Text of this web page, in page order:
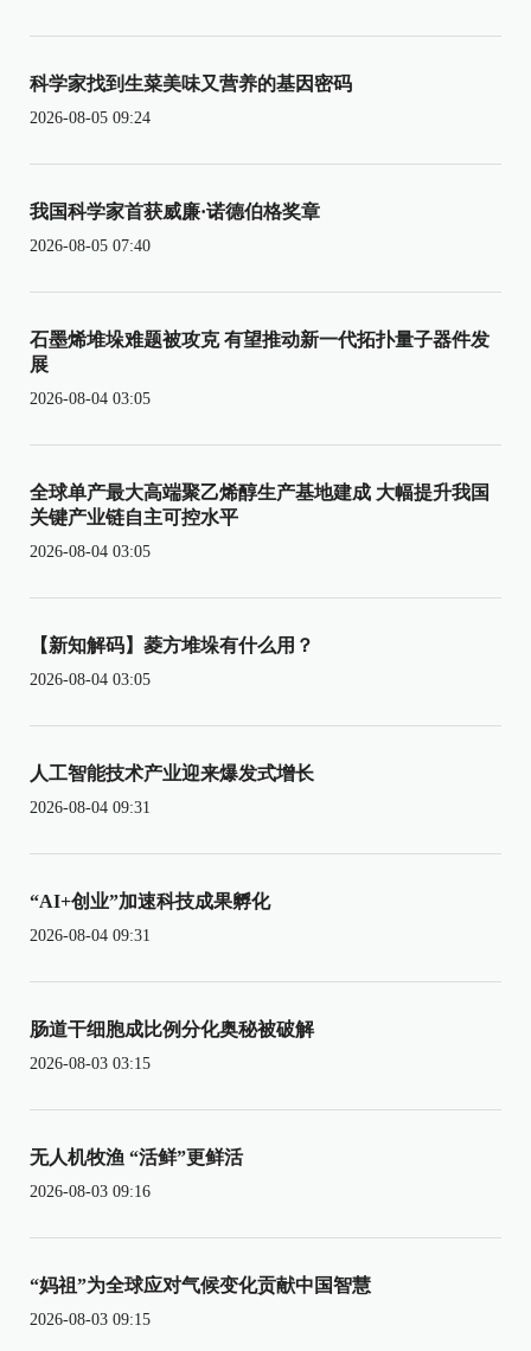
科学家找到生菜美味又营养的基因密码
2026-08-05 09:24
我国科学家首获威廉·诺德伯格奖章
2026-08-05 07:40
石墨烯堆垛难题被攻克 有望推动新一代拓扑量子器件发
展
2026-08-04 03:05
全球单产最大高端聚乙烯醇生产基地建成 大幅提升我国
关键产业链自主可控水平
2026-08-04 03:05
【新知解码】菱方堆垛有什么用？
2026-08-04 03:05
人工智能技术产业迎来爆发式增长
2026-08-04 09:31
“AI+创业”加速科技成果孵化
2026-08-04 09:31
肠道干细胞成比例分化奥秘被破解
2026-08-03 03:15
无人机牧渔 “活鲜”更鲜活
2026-08-03 09:16
“妈祖”为全球应对气候变化贡献中国智慧
2026-08-03 09:15